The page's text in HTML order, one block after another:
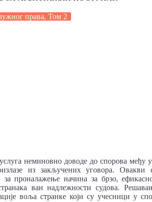
права, Том 2
неминовно доводе до спорова међу
из закључених уговора.
за проналажење начина за брзо,
ван надлежности судова.
воља странке који су учесници у